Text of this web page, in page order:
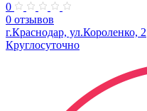
0
0 отзывов
​г.Краснодар, ул.Короленко, 2
Круглосуточно